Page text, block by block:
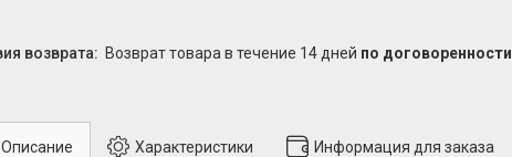
возврат товара в течение 14 дней по договоренности
Описание Характеристики Информация для заказа